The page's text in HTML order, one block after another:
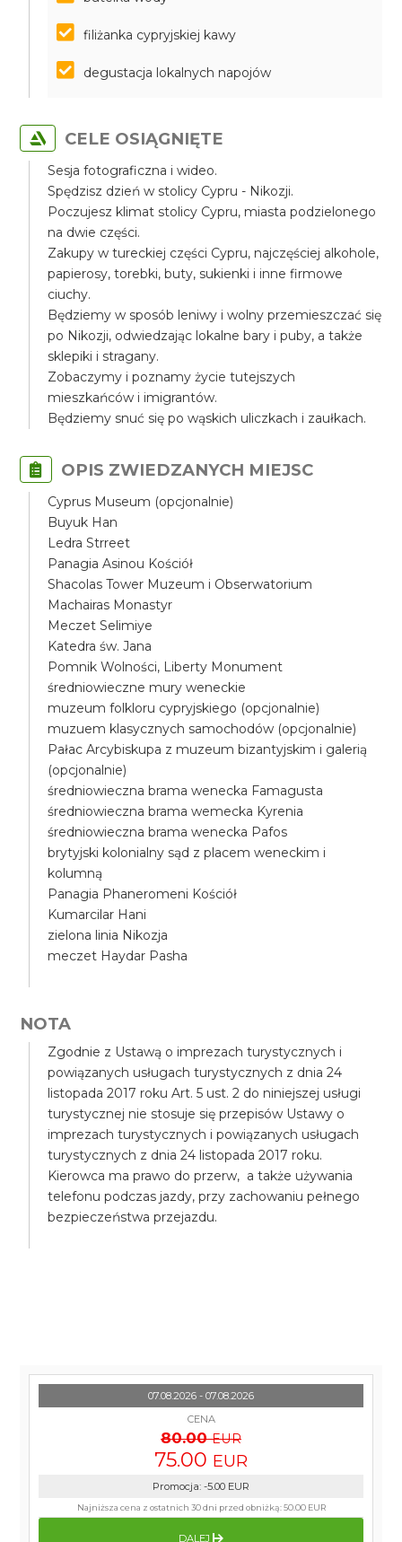
filiżanka cypryjskiej kawy
degustacja lokalnych napojów
CELE OSIĄGNIĘTE
Sesja fotograficzna i wideo.
Spędzisz dzień w stolicy Cypru - Nikozji.
Poczujesz klimat stolicy Cypru, miasta podzielonego
na dwie części.
Zakupy w tureckiej części Cypru, najczęściej alkohole,
papierosy, torebki, buty, sukienki i inne firmowe
ciuchy.
Będziemy w sposób leniwy i wolny przemieszczać się
po Nikozji, odwiedzając lokalne bary i puby, a także
sklepiki i stragany.
Zobaczymy i poznamy życie tutejszych
mieszkańców i imigrantów.
Będziemy snuć się po wąskich uliczkach i zaułkach.
OPIS ZWIEDZANYCH MIEJSC
Cyprus Museum (opcjonalnie)
Buyuk Han
Ledra Strreet
Panagia Asinou Kościół
Shacolas Tower Muzeum i Obserwatorium
Machairas Monastyr
Meczet Selimiye
Katedra św. Jana
Pomnik Wolności, Liberty Monument
średniowieczne mury weneckie
muzeum folkloru cypryjskiego (opcjonalnie)
muzuem klasycznych samochodów (opcjonalnie)
Pałac Arcybiskupa z muzeum bizantyjskim i galerią
(opcjonalnie)
średniowieczna brama wenecka Famagusta
średniowieczna brama wemecka Kyrenia
średniowieczna brama wenecka Pafos
brytyjski kolonialny sąd z placem weneckim i
kolumną
Panagia Phaneromeni Kościół
Kumarcilar Hani
zielona linia Nikozja
meczet Haydar Pasha
NOTA
Zgodnie z Ustawą o imprezach turystycznych i
powiązanych usługach turystycznych z dnia 24
listopada 2017 roku Art. 5 ust. 2 do niniejszej usługi
turystycznej nie stosuje się przepisów Ustawy o
imprezach turystycznych i powiązanych usługach
turystycznych z dnia 24 listopada 2017 roku.
Kierowca ma prawo do przerw, a także używania
telefonu podczas jazdy, przy zachowaniu pełnego
bezpieczeństwa przejazdu.
07.08.2026 - 07.08.2026
CENA
80.00 EUR
75.00 EUR
Promocja: -5.00 EUR
Najniższa cena z ostatnich 30 dni przed obniżką:50.00 EUR
DALEJ